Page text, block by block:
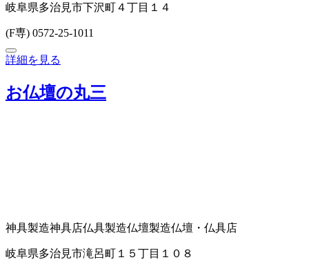
岐阜県多治見市下沢町４丁目１４
(F専) 0572-25-1011
詳細を見る
お仏壇の丸三
神具製造神具店仏具製造仏壇製造仏壇・仏具店
岐阜県多治見市滝呂町１５丁目１０８